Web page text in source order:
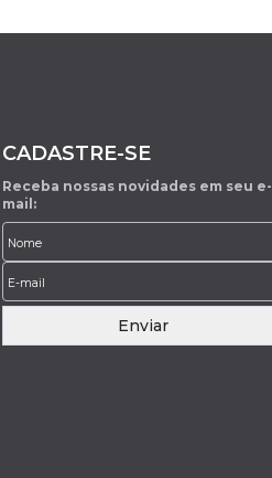
CADASTRE-SE
Receba nossas novidades em seu e-
mail:
Enviar